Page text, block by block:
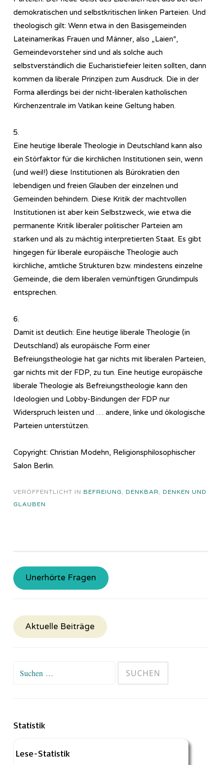
demokratischen und selbstkritischen linken Parteien. Und
theologisch gilt: Wenn etwa in den Basisgemeinden
Lateinamerikas Frauen und Männer, also „Laien“,
Gemeindevorsteher sind und als solche auch
selbstverständlich die Eucharistiefeier leiten sollten, dann
kommen da liberale Prinzipen zum Ausdruck. Die in der
Forma allerdings bei der nicht-liberalen katholischen
Kirchenzentrale im Vatikan keine Geltung haben.
5.
Eine heutige liberale Theologie in Deutschland kann also
ein Störfaktor für die kirchlichen Institutionen sein, wenn
(und weil!) diese Institutionen als Bürokratien den
lebendigen und freien Glauben der einzelnen und
Gemeinden behindern. Diese Kritik der machtvollen
Institutionen ist aber kein Selbstzweck, wie etwa die
permanente Kritik liberaler politischer Parteien am
starken und als zu mächtig interpretierten Staat. Es gibt
hingegen für liberale europäische Theologie auch
kirchliche, amtliche Strukturen bzw. mindestens einzelne
Gemeinde, die dem liberalen vernünftigen Grundimpuls
entsprechen.
6.
Damit ist deutlich: Eine heutige liberale Theologie (in
Deutschland) als europäische Form einer
Befreiungstheologie hat gar nichts mit liberalen Parteien,
gar nichts mit der FDP, zu tun. Eine heutige europäische
liberale Theologie als Befreiungstheologie kann den
Ideologien und Lobby-Bindungen der FDP nur
Widerspruch leisten und … andere, linke und ökologische
Parteien unterstützen.
Copyright: Christian Modehn, Religionsphilosophischer
Salon Berlin.
VERÖFFENTLICHT IN BEFREIUNG, DENKBAR, DENKEN UND
GLAUBEN
Unerhörte Fragen
Aktuelle Beiträge
Suchen
Statistik
Lese-Statistik